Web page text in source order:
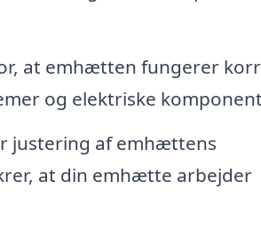
at emhætten fungerer
og elektriske
justering af emhættens
at din emhætte arbejder